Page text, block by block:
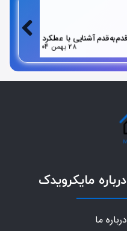
راهنمای قدم‌به‌قدم آشنایی با عملکرد مایکروویو تا تعمیر و خرید قطعه مناسب
درباره مایکرویدک
درباره ما